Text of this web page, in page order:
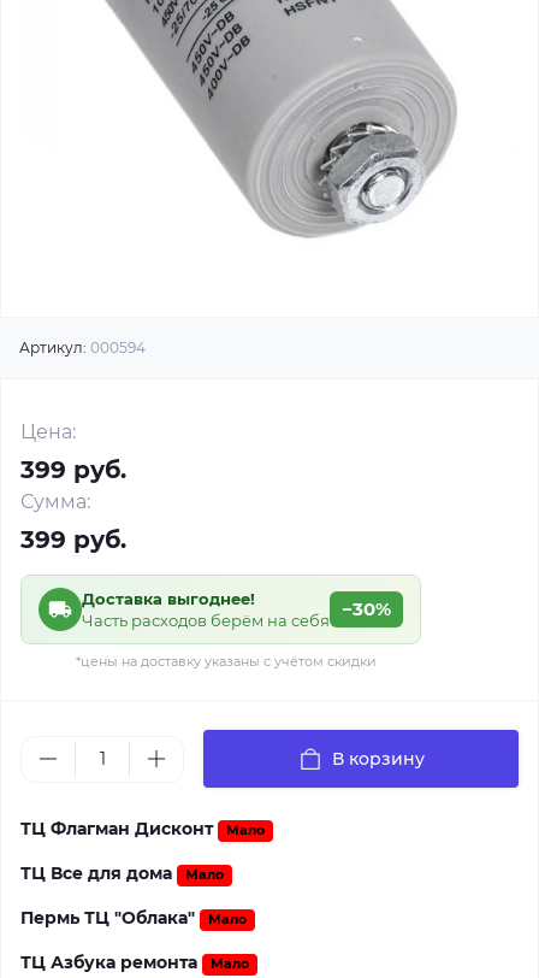
Артикул: 000594
Цена:
399 руб.
Сумма:
399 руб.
Доставка выгоднее!
Часть расходов берём на себя
−30%
*цены на доставку указаны с учётом скидки
В корзину
ТЦ Флагман Дисконт Мало
ТЦ Все для дома Мало
Пермь ТЦ "Облака" Мало
ТЦ Азбука ремонта Мало